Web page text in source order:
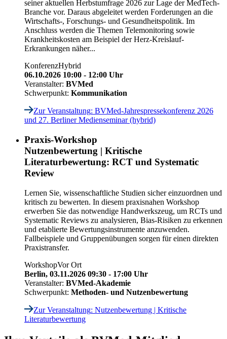
seiner aktuellen Herbstumfrage 2026 zur Lage der MedTech-
Branche vor. Daraus abgeleitet werden Forderungen an die
Wirtschafts-, Forschungs- und Gesundheitspolitik. Im
Anschluss werden die Themen Telemonitoring sowie
Krankheitskosten am Beispiel der Herz-Kreislauf-
Erkrankungen näher...
KonferenzHybrid
06.10.2026 10:00 - 12:00 Uhr
Veranstalter: BVMed
Schwerpunkt: Kommunikation
Zur Veranstaltung: BVMed-Jahrespressekonferenz 2026
und 27. Berliner Medienseminar (hybrid)
Praxis-Workshop
Nutzenbewertung | Kritische
Literaturbewertung: RCT und Systematic
Review
Lernen Sie, wissenschaftliche Studien sicher einzuordnen und
kritisch zu bewerten. In diesem praxisnahen Workshop
erwerben Sie das notwendige Handwerkszeug, um RCTs und
Systematic Reviews zu analysieren, Bias-Risiken zu erkennen
und etablierte Bewertungsinstrumente anzuwenden.
Fallbeispiele und Gruppenübungen sorgen für einen direkten
Praxistransfer.
WorkshopVor Ort
Berlin, 03.11.2026 09:30 - 17:00 Uhr
Veranstalter: BVMed-Akademie
Schwerpunkt: Methoden- und Nutzenbewertung
Zur Veranstaltung: Nutzenbewertung | Kritische
Literaturbewertung